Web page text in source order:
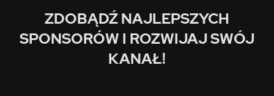
ZDOBĄDŹ NAJLEPSZYCH
SPONSORÓW I ROZWIJAJ SWÓJ
KANAŁ!